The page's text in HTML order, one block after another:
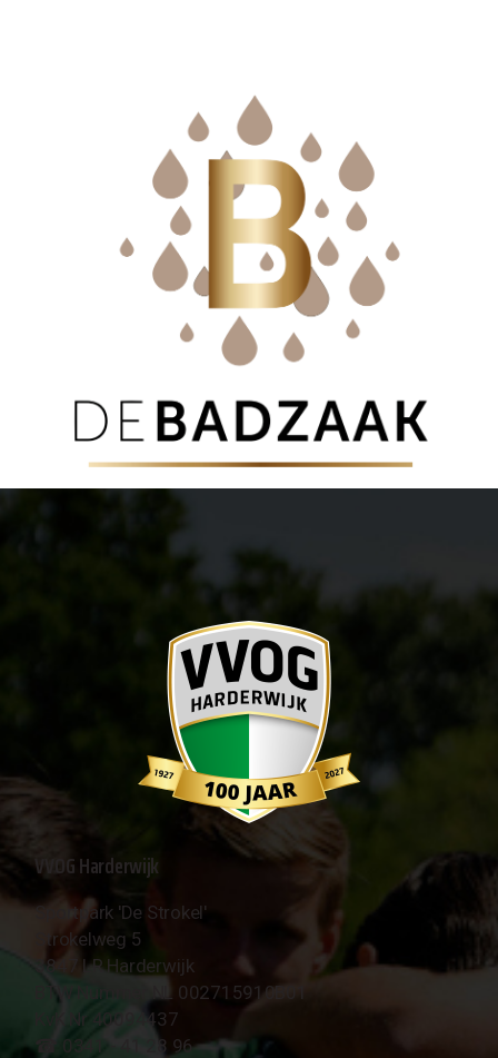
VVOG Harderwijk
Sportpark 'De Strokel'
Strokelweg 5
3847 LR Harderwijk
BTW Nummer NL 002715910B01
KvK Nr 40094437
☎︎ 0341 - 41 28 96